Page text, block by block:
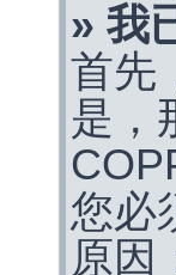
» 我
首先
是，
您必
原因